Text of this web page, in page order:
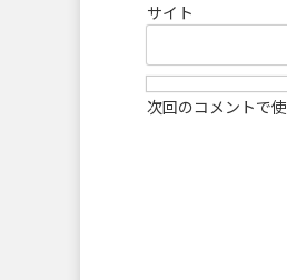
サイト
次回のコメントで